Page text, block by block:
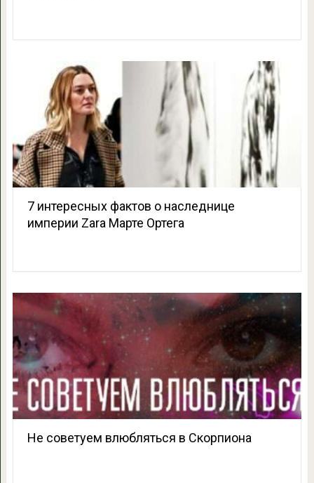
7 интересных фактов о наследнице
империи Zara Марте Ортега
Не советуем влюбляться в Скорпиона